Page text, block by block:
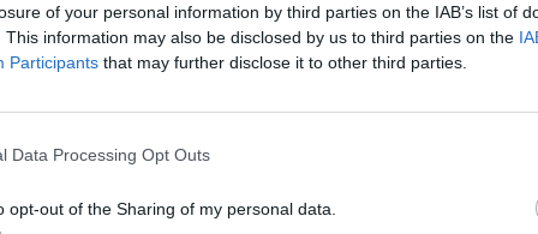
of your personal information by third parties on the IAB’s list of
This information may also be disclosed by us to third parties on the
Participants that may further disclose it to other third parties.
Data Processing Opt Outs
opt-out of the Sharing of my personal data.
η LaBella δεν είχε ενημερωθεί για το τι θα
νέος άνδρας ηθοποιός είχε λάβει εντολή να
και να σκίσει με τη βία τη φούστα της.
της είπε να «ξαπλώσει» σε ένα βαγόνι
«να εκτελέσει επανειλημμένα τον βίαιο